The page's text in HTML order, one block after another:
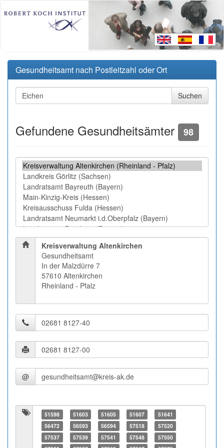
Gesundheitsamt nach Postleitzahl oder Ort
Gefundene Gesundheitsämter 98
Kreisverwaltung Altenkirchen
Gesundheitsamt
In der Malzdürre 7
57610 Altenkirchen
Rheinland - Pfalz
@
51598 51603 51605 51607
51641
56472
56593 56594 57518
57520
57537
57539 57541 57548
57550